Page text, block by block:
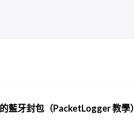
藍牙封包（PacketLogger 教學）